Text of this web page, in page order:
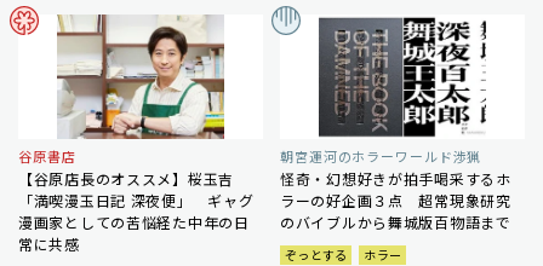
谷原書店
【谷原店長のオススメ】桜玉吉
「満喫漫玉日記 深夜便」 ギャグ
漫画家としての苦悩経た中年の日
常に共感
朝宮運河のホラーワールド渉猟
怪奇・幻想好きが拍手喝采するホ
ラーの好企画３点 超常現象研究
のバイブルから舞城版百物語まで
ぞっとする
ホラー